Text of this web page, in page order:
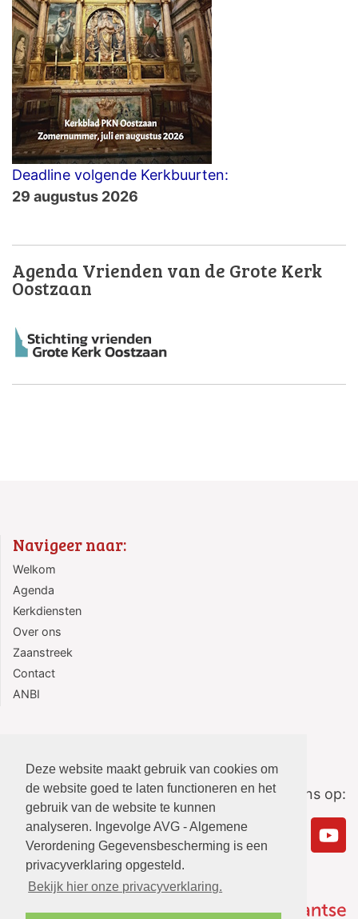
Deze website maakt gebruik van cookies om
de website goed te laten functioneren en het
gebruik van de website te kunnen
analyseren. Ingevolge AVG - Algemene
Verordening Gegevensbescherming is een
privacyverklaring opgesteld.
Bekijk hier onze privacyverklaring.
Deadline volgende Kerkbuurten:
29 augustus 2026
Agenda Vrienden van de Grote Kerk
Oostzaan
Navigeer naar:
Welkom
Agenda
Kerkdiensten
Over ons
Zaanstreek
Contact
ANBI
Volg ons op: